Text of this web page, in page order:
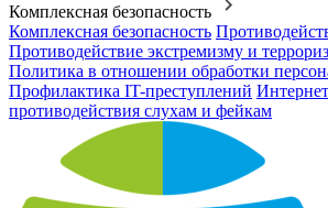
Комплексная безопасность
Комплексная безопасность
Противодействие экстремизму и
Политика в отношении обработки
Профилактика IT-преступлений
противодействия слухам и фейкам